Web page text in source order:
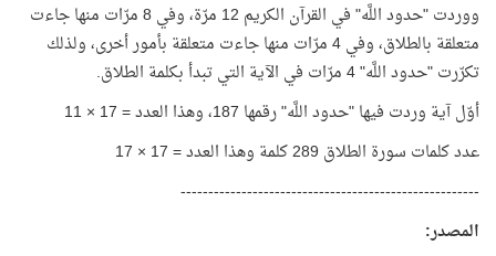
ووردت "حدود اللَّه" في القرآن الكريم 12 مرّة، وفي 8 مرّات منها جاءت
متعلقة بالطلاق، وفي 4 مرّات منها جاءت متعلقة بأمور أخرى، ولذلك
تكرّرت "حدود اللَّه" 4 مرّات في الآية التي تبدأ بكلمة الطلاق.
أوّل آية وردت فيها "حدود اللَّه" رقمها 187، وهذا العدد = 17 × 11
عدد كلمات سورة الطلاق 289 كلمة وهذا العدد = 17 × 17
------------------------------------------------------
المصدر: